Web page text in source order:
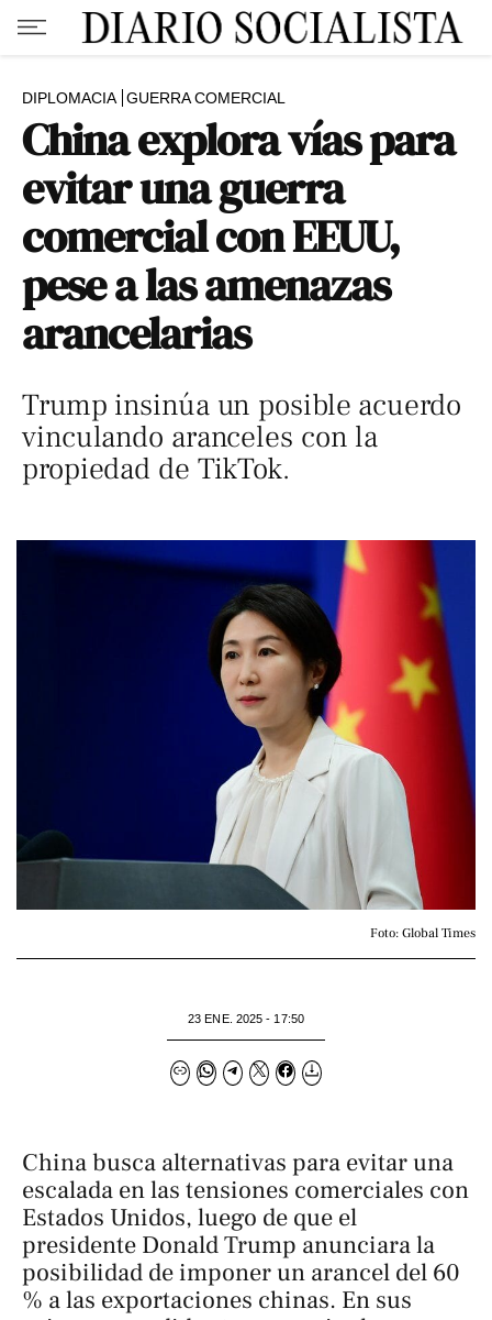
DIPLOMACIA GUERRA COMERCIAL
China explora vías para
evitar una guerra
comercial con EEUU,
pese a las amenazas
arancelarias
Trump insinúa un posible acuerdo
vinculando aranceles con la
propiedad de TikTok.
Foto: Global Times
23 ENE. 2025 - 17:50
China busca alternativas para evitar una
escalada en las tensiones comerciales con
Estados Unidos, luego de que el
presidente Donald Trump anunciara la
posibilidad de imponer un arancel del 60
% a las exportaciones chinas. En sus